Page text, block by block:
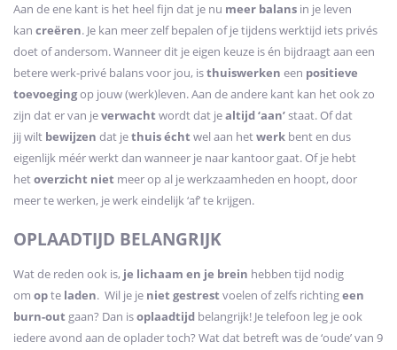
Aan de ene kant is het heel fijn dat je nu meer balans in je leven
kan creëren. Je kan meer zelf bepalen of je tijdens werktijd iets privés
doet of andersom. Wanneer dit je eigen keuze is én bijdraagt aan een
betere werk-privé balans voor jou, isthuiswerken een positieve
toevoegingop jouw (werk)leven. Aan de andere kant kan het ook zo
zijn dat er van jeverwacht wordt dat jealtijd ‘aan’staat. Of dat
jij wilt bewijzen dat jethuis écht wel aan hetwerk bent en dus
eigenlijk méér werkt dan wanneer je naar kantoor gaat. Of je hebt
hetoverzicht niet meer op al je werkzaamheden en hoopt, door
meer te werken, je werk eindelijk ‘af’ te krijgen.
OPLAADTIJD BELANGRIJK
Wat de reden ook is, je lichaam en je brein hebben tijd nodig
om opte laden. Wil je je niet gestrest voelen of zelfs richtingeen
burn-out gaan? Dan isoplaadtijd belangrijk! Je telefoon leg je ook
iedere avond aan de oplader toch? Wat dat betreft was de ‘oude’ van 9